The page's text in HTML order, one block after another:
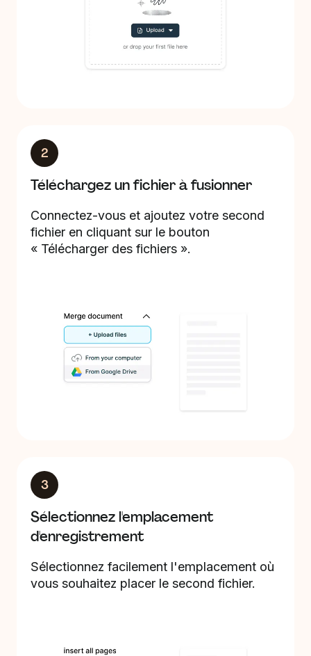
2
Téléchargez un fichier à fusionner
Connectez-vous et ajoutez votre second
fichier en cliquant sur le bouton
« Télécharger des fichiers ».
3
Sélectionnez l'emplacement
d'enregistrement
Sélectionnez facilement l'emplacement où
vous souhaitez placer le second fichier.